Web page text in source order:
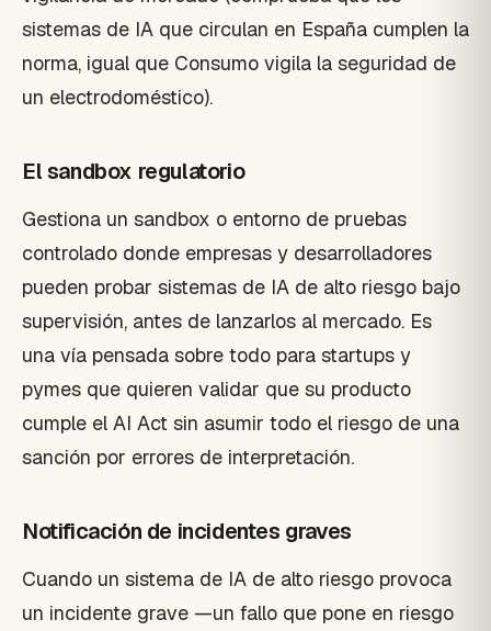
sistemas de IA que circulan en España cumplen la
norma, igual que Consumo vigila la seguridad de
un electrodoméstico).
El sandbox regulatorio
Gestiona un sandbox o entorno de pruebas
controlado donde empresas y desarrolladores
pueden probar sistemas de IA de alto riesgo bajo
supervisión, antes de lanzarlos al mercado. Es
una vía pensada sobre todo para startups y
pymes que quieren validar que su producto
cumple el AI Act sin asumir todo el riesgo de una
sanción por errores de interpretación.
Notificación de incidentes graves
Cuando un sistema de IA de alto riesgo provoca
un incidente grave —un fallo que pone en riesgo